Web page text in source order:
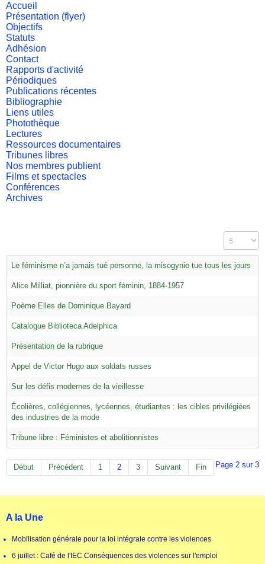
Accueil
Présentation (flyer)
Objectifs
Statuts
Adhésion
Contact
Rapports d'activité
Périodiques
Publications récentes
Bibliographie
Liens utiles
Photothèque
Lectures
Ressources documentaires
Tribunes libres
Nos membres publient
Films et spectacles
Conférences
Archives
Affichage #
Le féminisme n’a jamais tué personne, la misogynie tue tous les jours
Alice Milliat, pionnière du sport féminin, 1884-1957
Poème Elles de Dominique Bayard
Catalogue Biblioteca Adelphica
Présentation de la rubrique
Appel de Victor Hugo aux soldats russes
Sur les défis modernes de la vieillesse
Écolières, collégiennes, lycéennes, étudiantes : les cibles privilégiées
des industries de la mode
Tribune libre : Féministes et abolitionnistes
Page 2 sur 3
Début Précédent 1 2 3 Suivant Fin
A la Une
Mobilisation générale pour la loi intégrale contre les violences
6 juillet : Café de l'IEC Conséquences des violences sur l'emploi